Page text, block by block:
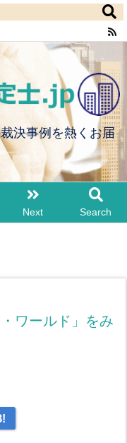
決事例を熱くお届
Next Search
ワールド」をみ